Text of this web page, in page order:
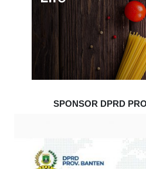
SPONSOR DPRD